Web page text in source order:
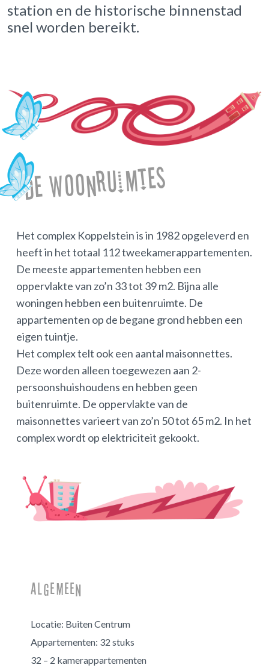
station en de historische binnenstad
snel worden bereikt.
De woonruimtes
Het complex Koppelstein is in 1982 opgeleverd en
heeft in het totaal 112 tweekamerappartementen.
De meeste appartementen hebben een
oppervlakte van zo’n 33 tot 39 m2. Bijna alle
woningen hebben een buitenruimte. De
appartementen op de begane grond hebben een
eigen tuintje.
Het complex telt ook een aantal maisonnettes.
Deze worden alleen toegewezen aan 2-
persoonshuishoudens en hebben geen
buitenruimte. De oppervlakte van de
maisonnettes varieert van zo’n 50 tot 65 m2. In het
complex wordt op elektriciteit gekookt.
Algemeen
Locatie: Buiten Centrum
Appartementen: 32 stuks
32 – 2 kamerappartementen